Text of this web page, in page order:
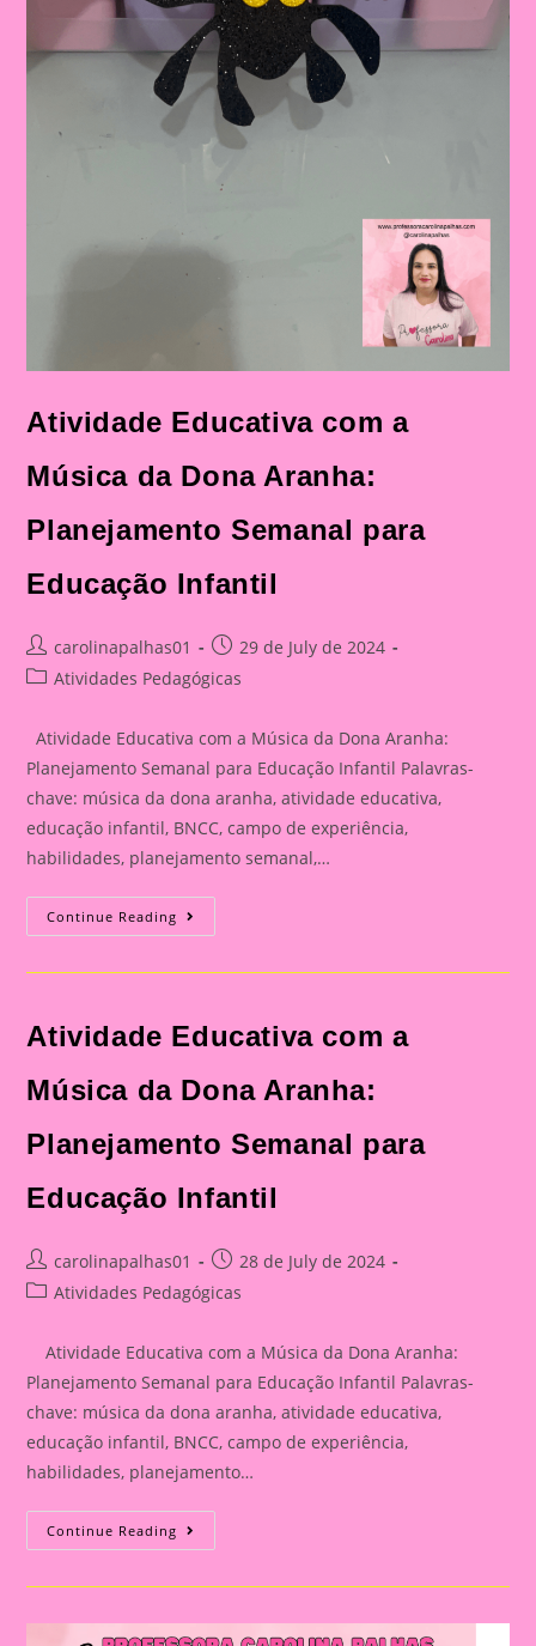
Atividade Educativa com a
Música da Dona Aranha:
Planejamento Semanal para
Educação Infantil
Post
author:
carolinapalhas01
Post
published:
29 de July de 2024
PostAtividades Pedagógicas
Atividade Educativa com a Música da Dona Aranha:
Planejamento Semanal para Educação Infantil Palavras-
chave: música da dona aranha, atividade educativa,
educação infantil, BNCC, campo de experiência,
habilidades, planejamento semanal,…
Continue Reading Atividade
Educativa
A
Aranha:
Planejamento
Para
Educação
Atividade Educativa com a
Música da Dona Aranha:
Planejamento Semanal para
Educação Infantil
Post
author:
carolinapalhas01
Post
published:
28 de July de 2024
PostAtividades Pedagógicas
Atividade Educativa com a Música da Dona Aranha:
Planejamento Semanal para Educação Infantil Palavras-
chave: música da dona aranha, atividade educativa,
educação infantil, BNCC, campo de experiência,
habilidades, planejamento…
Continue Reading Atividade
Educativa
A
Dona